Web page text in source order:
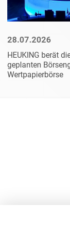
28.07.2026
HEUKING berät
geplanten
Wertpapierbörse